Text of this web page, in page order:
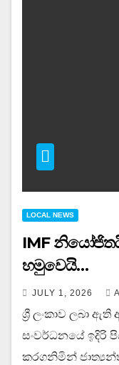
LOCAL NEWS
IMF
හමුවෙයි…
JULY 1, 2026
ශ්‍රී ලංකාව ලබා
සංවර්ධනයේ ඉදිරි
කරගනිමින්